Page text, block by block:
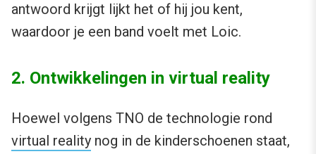
antwoord krijgt lijkt het of hij jou kent,
waardoor je een band voelt met Loic.
2. Ontwikkelingen in virtual reality
Hoewel volgens TNO de technologie rond
virtual reality nog in de kinderschoenen staat,